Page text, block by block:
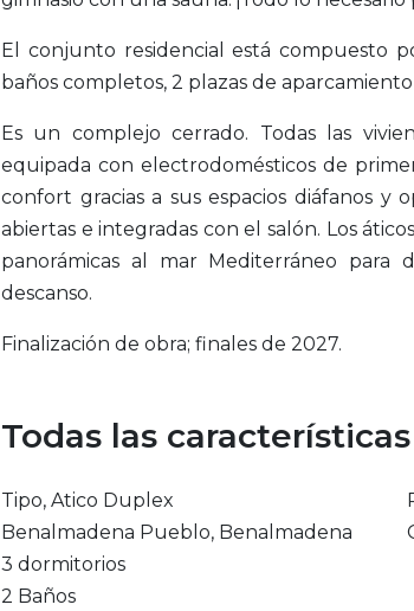
El conjunto residencial está compuesto
baños completos, 2 plazas de
Es un complejo cerrado. Todas las
equipada con electrodomésticos de
confort gracias a sus espacios diáfanos y
abiertas e integradas con el salón. Los
panorámicas al mar Mediterráneo
descanso.
Finalización de obra; finales de 2027.
Todas las
Tipo, Atico Duplex
Benalmadena Pueblo, Benalmadena
3 dormitorios
2 Baños